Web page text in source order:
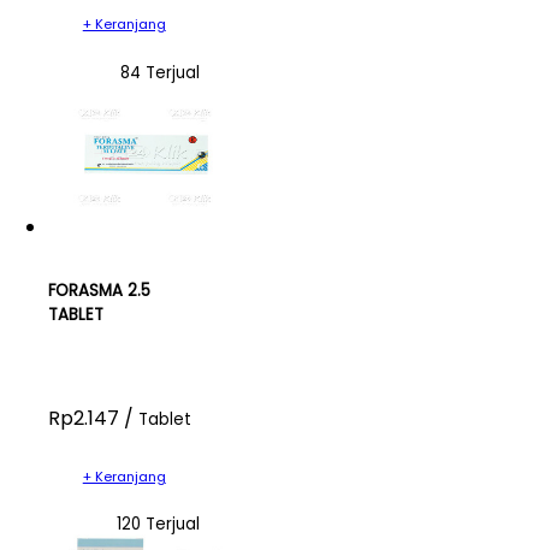
+ Keranjang
84 Terjual
FORASMA 2.5
TABLET
Rp2.147 / Tablet
+ Keranjang
120 Terjual